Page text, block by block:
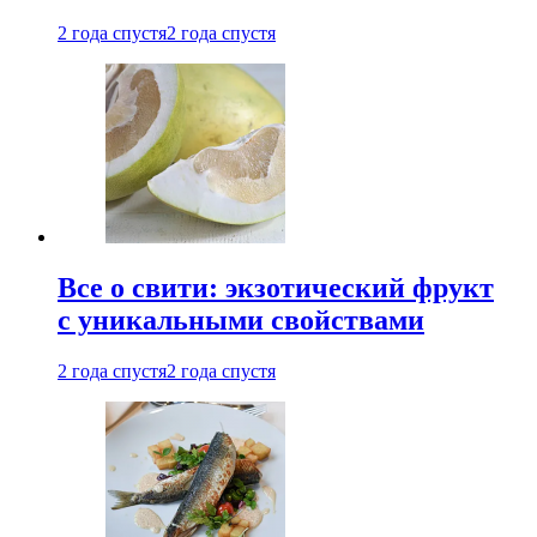
2 года спустя2 года спустя
Все о свити: экзотический фрукт
с уникальными свойствами
2 года спустя2 года спустя